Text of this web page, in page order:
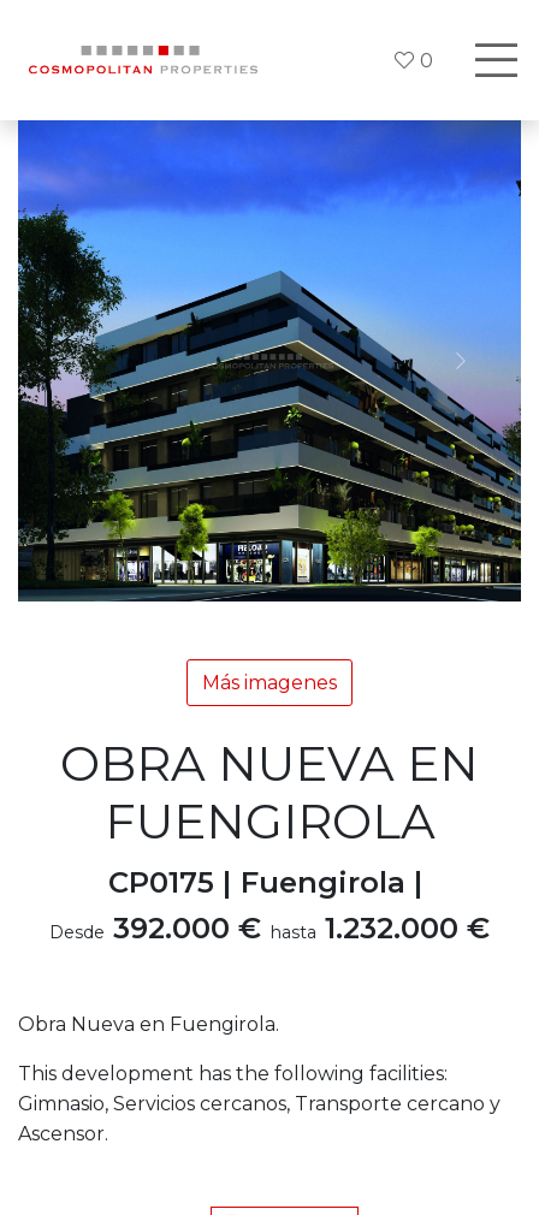
0
Previous
Más imagenes
OBRA NUEVA EN
FUENGIROLA
CP0175 | Fuengirola |
Desde 392.000 € hasta 1.232.000 €
Obra Nueva en Fuengirola.
This development has the following facilities:
Gimnasio, Servicios cercanos, Transporte cercano y
Ascensor.